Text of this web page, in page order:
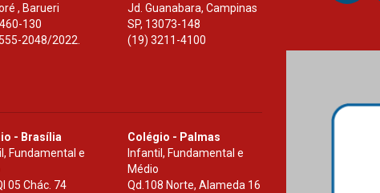
, Barueri
130
2048/2022.
Jd. Guanabara, Campinas
SP, 13073-148
(19) 3211-4100
- Brasília
Fundamental e
05 Chác. 74
Colégio - Palmas
Infantil, Fundamental e
Médio
Qd.108 Norte, Alameda 16